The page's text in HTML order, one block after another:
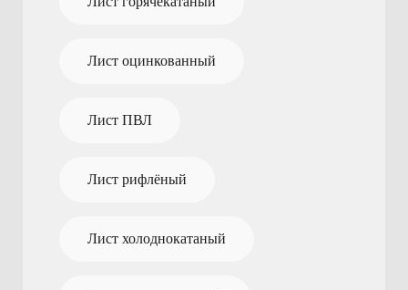
Лист оцинкованный
Лист ПВЛ
Лист рифлёный
Лист холоднокатаный